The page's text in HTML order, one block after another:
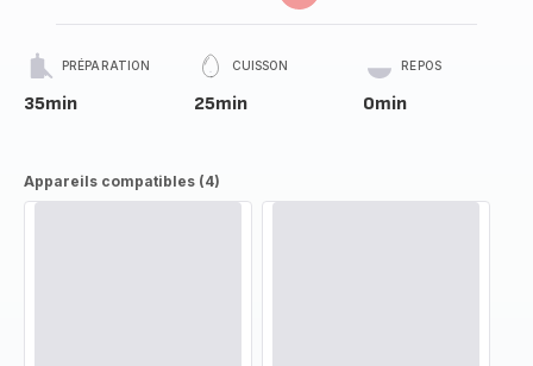
PRÉPARATION
35min
CUISSON
25min
REPOS
0min
Appareils compatibles (4)